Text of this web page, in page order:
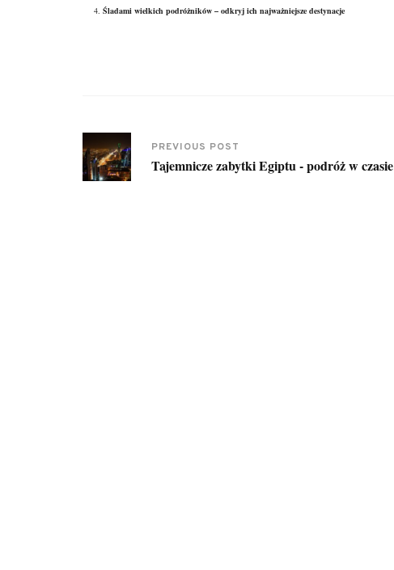
Śladami wielkich podróżników – odkryj ich najważniejsze destynacje
PREVIOUS POST
Tajemnicze zabytki Egiptu - podróż w czasie